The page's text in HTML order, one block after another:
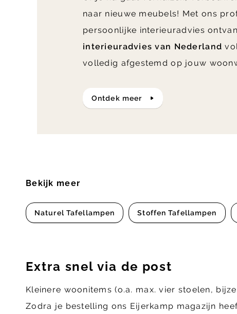
naar nieuwe meubels! Met ons
persoonlijke interieuradvies
interieuradvies van Nederland
volledig afgestemd op jouw
ontdek meer
Bekijk meer
Naturel Tafellampen Stoffen Tafellampen
Extra snel via de post
Kleinere woonitems (o.a. max. vier stoelen,
Zodra je bestelling ons Eijerkamp magazijn